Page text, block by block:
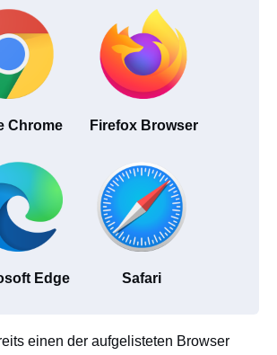
Chrome Firefox Browser
Edge Safari
einen der aufgelisteten Browser